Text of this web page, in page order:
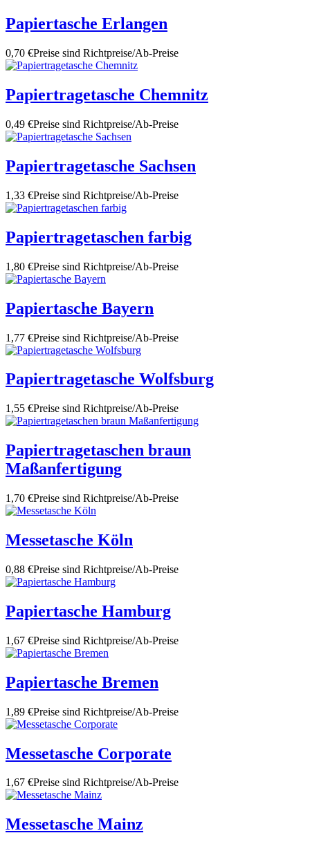
Papiertasche Erlangen
0,70 €Preise sind Richtpreise/Ab-Preise
Papiertragetasche Chemnitz
0,49 €Preise sind Richtpreise/Ab-Preise
Papiertragetasche Sachsen
1,33 €Preise sind Richtpreise/Ab-Preise
Papiertragetaschen farbig
1,80 €Preise sind Richtpreise/Ab-Preise
Papiertasche Bayern
1,77 €Preise sind Richtpreise/Ab-Preise
Papiertragetasche Wolfsburg
1,55 €Preise sind Richtpreise/Ab-Preise
Papiertragetaschen braun
Maßanfertigung
1,70 €Preise sind Richtpreise/Ab-Preise
Messetasche Köln
0,88 €Preise sind Richtpreise/Ab-Preise
Papiertasche Hamburg
1,67 €Preise sind Richtpreise/Ab-Preise
Papiertasche Bremen
1,89 €Preise sind Richtpreise/Ab-Preise
Messetasche Corporate
1,67 €Preise sind Richtpreise/Ab-Preise
Messetasche Mainz